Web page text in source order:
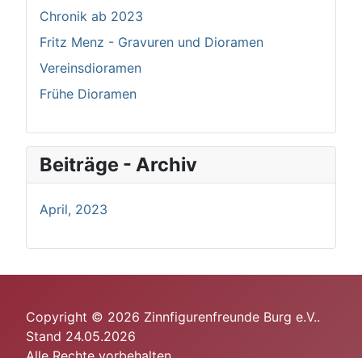
Chronik ab 2023
Fritz Menz - Gravuren und Dioramen
Vereinsdioramen
Frühe Dioramen
Beiträge - Archiv
April, 2023
Copyright © 2026 Zinnfigurenfreunde Burg e.V..
Stand 24.05.2026